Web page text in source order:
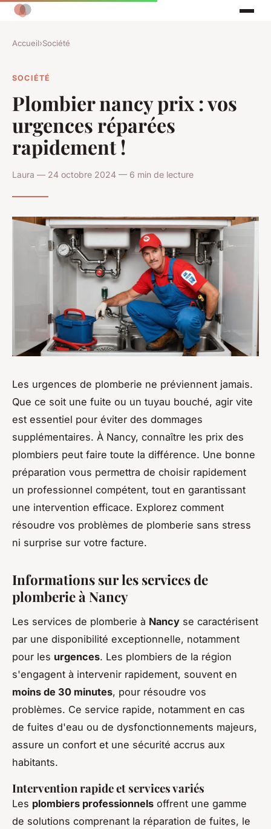
Accueil›Société
SOCIÉTÉ
Plombier nancy prix : vos
urgences réparées
rapidement !
Laura — 24 octobre 2024 — 6 min de lecture
Les urgences de plomberie ne préviennent jamais.
Que ce soit une fuite ou un tuyau bouché, agir vite
est essentiel pour éviter des dommages
supplémentaires. À Nancy, connaître les prix des
plombiers peut faire toute la différence. Une bonne
préparation vous permettra de choisir rapidement
un professionnel compétent, tout en garantissant
une intervention efficace. Explorez comment
résoudre vos problèmes de plomberie sans stress
ni surprise sur votre facture.
Informations sur les services de
plomberie à Nancy
Les services de plomberie à Nancy se caractérisent
par une disponibilité exceptionnelle, notamment
pour les urgences. Les plombiers de la région
s'engagent à intervenir rapidement, souvent en
moins de 30 minutes, pour résoudre vos
problèmes. Ce service rapide, notamment en cas
de fuites d'eau ou de dysfonctionnements majeurs,
assure un confort et une sécurité accrus aux
habitants.
Intervention rapide et services variés
Les plombiers professionnels offrent une gamme
de solutions comprenant la réparation de fuites, le